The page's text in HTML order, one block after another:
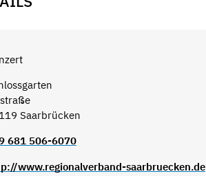
Saarbrücken
681 506-6070
www.regionalverband-saarbruecken.de